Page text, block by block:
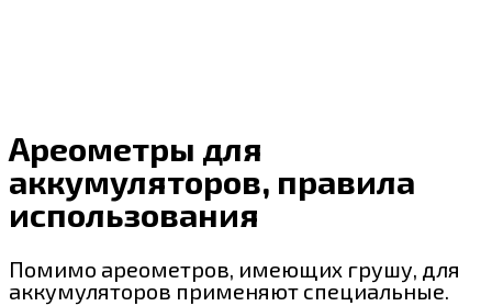
Ареометры для
аккумуляторов, правила
использования
Помимо ареометров, имеющих грушу, для
аккумуляторов применяют специальные.